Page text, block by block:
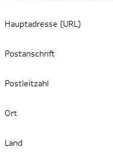
Hauptadresse (URL)
Postanschrift
Postleitzahl
Ort
Land